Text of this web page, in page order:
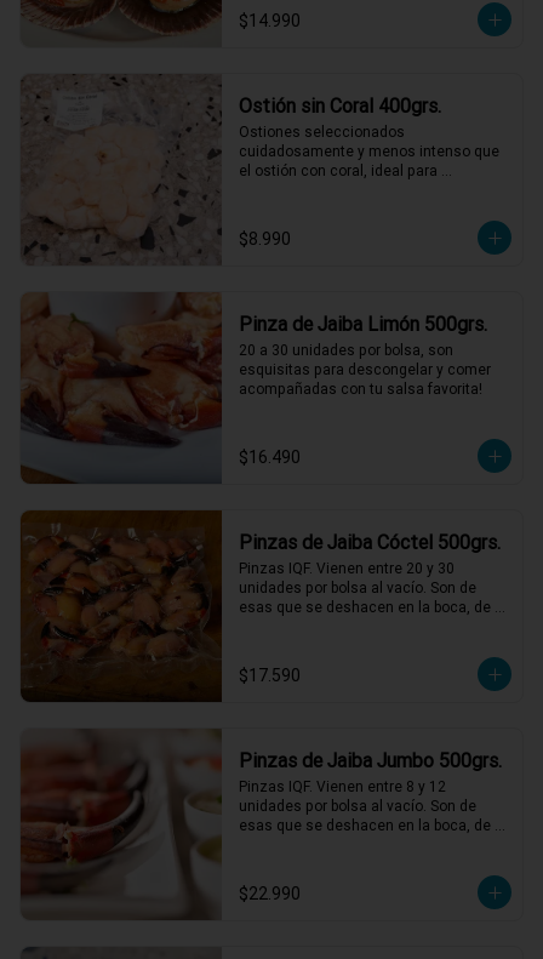
$14.990
Ostión sin Coral 400grs.
Ostiones seleccionados
cuidadosamente y menos intenso que
el ostión con coral, ideal para
$8.990
Pinza de Jaiba Limón 500grs.
20 a 30 unidades por bolsa, son
esquisitas para descongelar y comer
acompañadas con tu salsa favorita!
$16.490
Pinzas de Jaiba Cóctel 500grs.
Pinzas IQF. Vienen entre 20 y 30
unidades por bolsa al vacío. Son de
esas que se deshacen en la boca, de
mayonesas de varios sabores.
$17.590
Pinzas de Jaiba Jumbo 500grs.
Pinzas IQF. Vienen entre 8 y 12
unidades por bolsa al vacío. Son de
esas que se deshacen en la boca, de
mayonesas de varios sabores.
$22.990